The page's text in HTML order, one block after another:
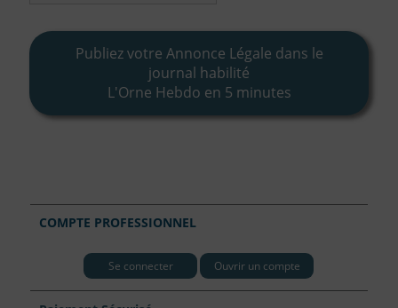
Publiez votre Annonce Légale dans le
journal habilité
L'Orne Hebdo en 5 minutes
COMPTE PROFESSIONNEL
Se connecter Ouvrir un compte